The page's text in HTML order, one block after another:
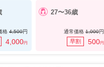
格4,500円
4,000円
27〜36歳
通常価格1,000円
早割 500円